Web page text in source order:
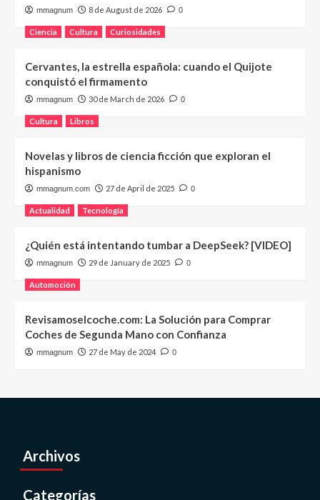
mmagnum 8 de August de 2026 0
Ciencia Cultura Curiosidades
Cervantes, la estrella española: cuando el Quijote
conquistó el firmamento
mmagnum 30 de March de 2026 0
Cultura Libros
Novelas y libros de ciencia ficción que exploran el
hispanismo
mmagnum.com 27 de April de 2025 0
Actualidad Tecnología
¿Quién está intentando tumbar a DeepSeek? [VIDEO]
mmagnum 29 de January de 2025 0
Automoción
Revisamoselcoche.com: La Solución para Comprar
Coches de Segunda Mano con Confianza
mmagnum 27 de May de 2024 0
Archivos
Categorías